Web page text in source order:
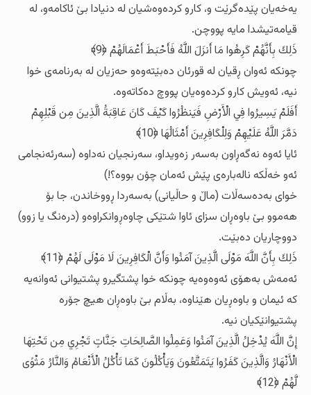
یه‌خه‌یان پێده‌گرێت و، کارو کرده‌وه‌شیان له‌ دنیادا بێ ئاکامه‌و، له‌
قیامه‌تیشدا مایه‌ پووچن.
ذَلِكَ بِأَنَّهُمْ كَرِهُوا مَا أَنزَلَ اللَّهُ فَأَحْبَطَ أَعْمَالَهُمْ ﴿9﴾
چونکه‌ ئه‌وان ڕقیان له‌ قورئان ده‌بێته‌وه‌و حه‌زیان له‌ به‌رنامه‌ی خوا
نیه‌، ئه‌ویش کارو کرده‌وه‌یان پووچ ده‌کاته‌وه‌.
أَفَلَمْ يَسِيرُوا فِي الْأَرْضِ فَيَنظُرُوا كَيْفَ كَانَ عَاقِبَةُ الَّذِينَ مِن قَبْلِهِمْ
دَمَّرَ اللَّهُ عَلَيْهِمْ وَلِلْكَافِرِينَ أَمْثَالُهَا ﴿10﴾
ئایا ئه‌وه‌ نه‌گه‌ڕاون به‌سه‌ر زه‌ویداو، سه‌رنجیان نه‌داوه‌ (سه‌رئه‌نجامی
ئه‌و خه‌ڵکه‌ ناله‌باره‌ی پێش ئه‌مان چۆن بووه‌؟!)
خوای به‌ده‌سه‌ڵات (ماڵ و حاڵیانی) به‌سه‌ردا ڕووخاندن، جا بۆ
هه‌موو بێ باوه‌ڕان سزای ئاوا شتێكی چاوه‌ڕوانکراوه‌و (دره‌نگ یا زوو)
دووچاریان ده‌بێت.
ذَلِكَ بِأَنَّ اللَّهَ مَوْلَى الَّذِينَ آمَنُوا وَأَنَّ الْكَافِرِينَ لَا مَوْلَى لَهُمْ ﴿11﴾
ئه‌مه‌ش به‌هۆی ئه‌وه‌وه‌یه‌ چونکه‌ خوا پشتگیرو پشتیوانی ئه‌وانه‌یه‌
که‌ ئیمان و باوه‌ڕیان هێناوه‌، به‌ڵام بێ باوه‌ڕان هیچ جۆره‌
پشتیوانێکیان نیه‌.
إِنَّ اللَّهَ يُدْخِلُ الَّذِينَ آمَنُوا وَعَمِلُوا الصَّالِحَاتِ جَنَّاتٍ تَجْرِي مِن تَحْتِهَا
الْأَنْهَارُ وَالَّذِينَ كَفَرُوا يَتَمَتَّعُونَ وَيَأْكُلُونَ كَمَا تَأْكُلُ الْأَنْعَامُ وَالنَّارُ مَثْوًى
لَّهُمْ ﴿12﴾